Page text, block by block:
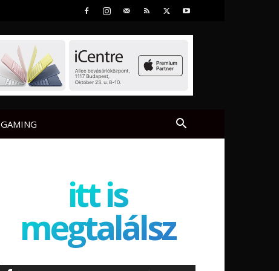
GAMING
itt is
megtalálsz